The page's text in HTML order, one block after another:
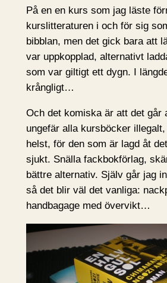
På en en kurs som jag läste
kurslitteraturen i och för sig
bibblan, men det gick bara att
var uppkopplad, alternativt
som var giltigt ett dygn. I
krångligt…
Och det komiska är att det går
ungefär alla kursböcker
helst, för den som är lagd åt
sjukt. Snälla fackbokförlag,
bättre alternativ. Själv går jag
så det blir väl det vanliga:
handbagage med övervikt…